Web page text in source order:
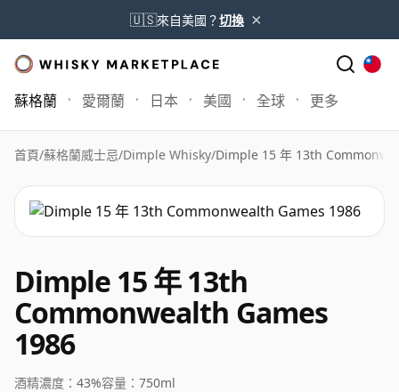
🇺🇸來自美國？切換 ×
蘇格蘭 愛爾蘭 日本 美國 全球 更多
首頁/蘇格蘭威士忌/Dimple Whisky/Dimple 15 年 13th
Dimple 15 年 13th
Commonwealth Games
1986
酒精濃度： 43%容量： 750ml